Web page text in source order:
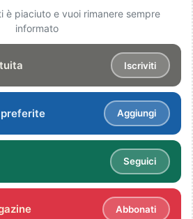
è piaciuto e vuoi rimanere sempre
informato
Iscriviti
Aggiungi
Seguici
Abbonati